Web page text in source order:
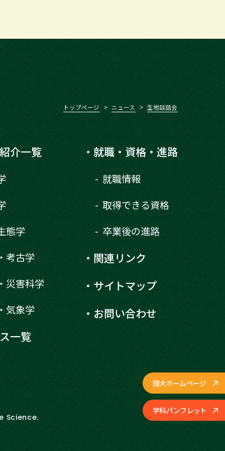
理大ホームページ
学科パンフレット
トップページ ニュース 生地談話会
介一覧
態学
考古学
災害科学
気象学
一覧
就職・資格・進路
就職情報
取得できる資格
卒業後の進路
関連リンク
サイトマップ
お問い合わせ
Science.